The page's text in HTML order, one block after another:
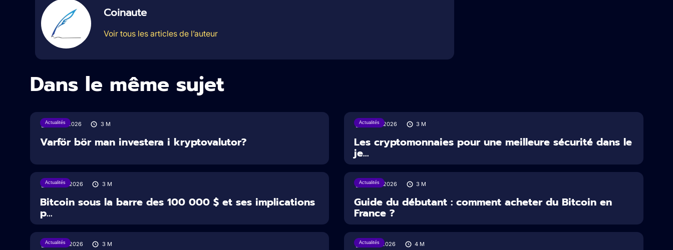
Coinaute
Voir tous les articles de l’auteur
Dans le même sujet
Actualités
31/07/2026 3 M
Varför bör man investera i kryptovalutor?
Actualités
30/07/2026 3 M
Les cryptomonnaies pour une meilleure sécurité dans le
je...
Actualités
29/07/2026 3 M
Bitcoin sous la barre des 100 000 $ et ses implications
p...
Actualités
29/07/2026 3 M
Guide du débutant : comment acheter du Bitcoin en
France ?
Actualités
22/07/2026 3 M Actualités
16/07/2026 4 M